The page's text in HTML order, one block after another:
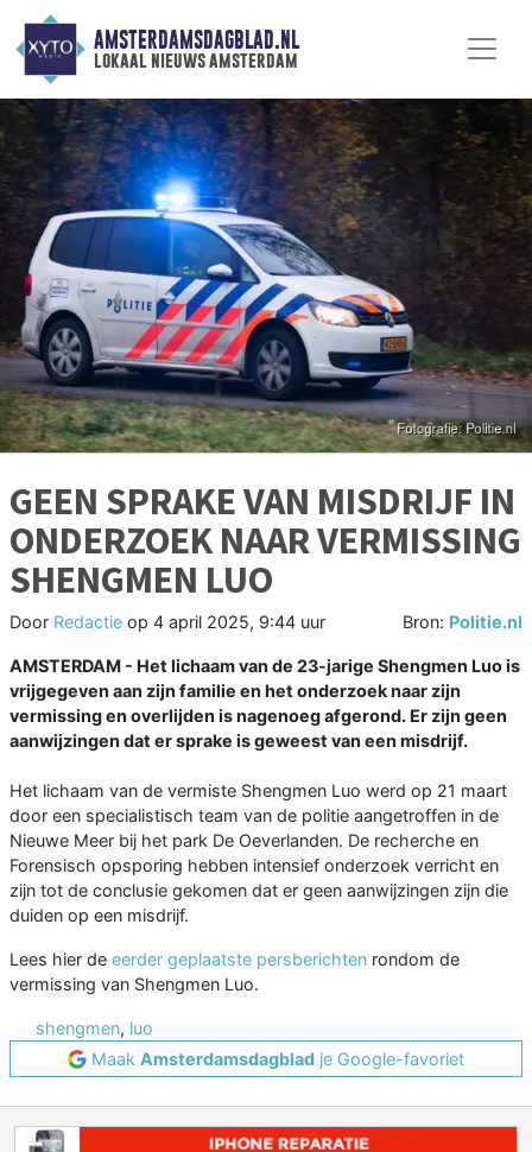
AMSTERDAMSDAGBLAD.NL
lokaal nieuws amsterdam
GEEN SPRAKE VAN MISDRIJF IN
ONDERZOEK NAAR VERMISSING
SHENGMEN LUO
Door Redactie op 4 april 2025, 9:44 uur Bron: Politie.nl
AMSTERDAM - Het lichaam van de 23-jarige Shengmen Luo is
vrijgegeven aan zijn familie en het onderzoek naar zijn
vermissing en overlijden is nagenoeg afgerond. Er zijn geen
aanwijzingen dat er sprake is geweest van een misdrijf.
Het lichaam van de vermiste Shengmen Luo werd op 21 maart
door een specialistisch team van de politie aangetroffen in de
Nieuwe Meer bij het park De Oeverlanden. De recherche en
Forensisch opsporing hebben intensief onderzoek verricht en
zijn tot de conclusie gekomen dat er geen aanwijzingen zijn die
duiden op een misdrijf.
Lees hier de eerder geplaatste persberichten rondom de
vermissing van Shengmen Luo.
shengmen, luo
Maak Amsterdamsdagblad je Google-favoriet